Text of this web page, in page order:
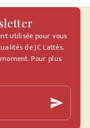
utilisée pour vous
de JC Lattès.
Pour plus
send